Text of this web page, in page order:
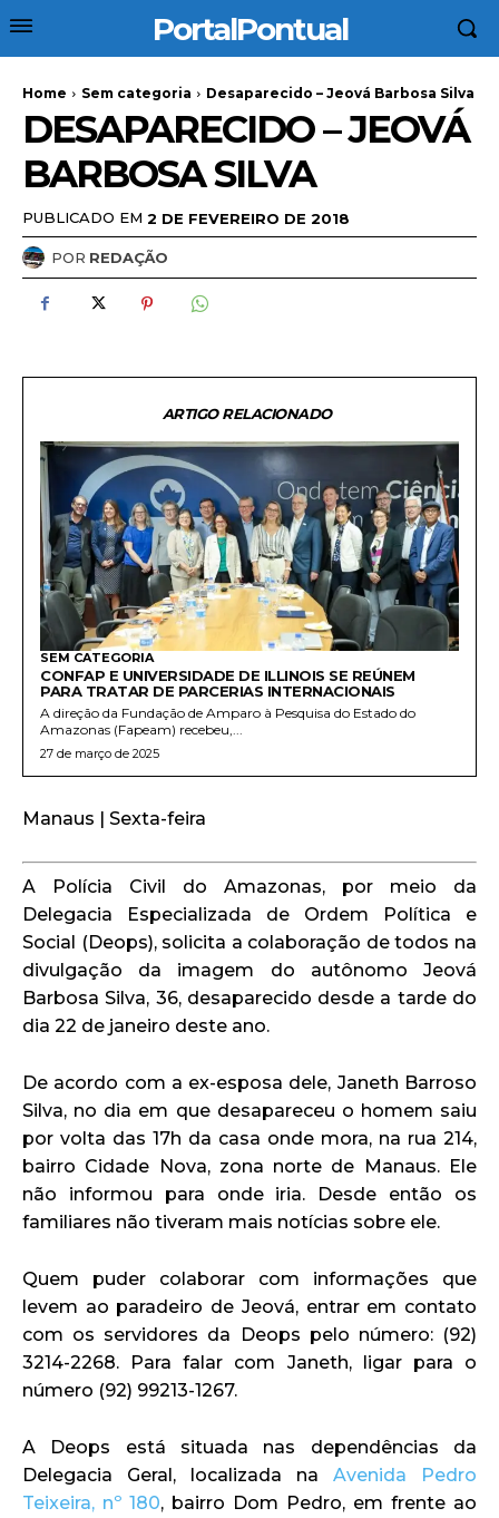
PortalPontual
Home Sem categoria Desaparecido – Jeová Barbosa Silva
DESAPARECIDO – JEOVÁ
BARBOSA SILVA
PUBLICADO EM 2 DE FEVEREIRO DE 2018
POR REDAÇÃO
ARTIGO RELACIONADO
SEM CATEGORIA
CONFAP E UNIVERSIDADE DE ILLINOIS SE REÚNEM
PARA TRATAR DE PARCERIAS INTERNACIONAIS
A direção da Fundação de Amparo à Pesquisa do Estado do
Amazonas (Fapeam) recebeu,...
27 de março de 2025
Manaus | Sexta-feira
A Polícia Civil do Amazonas, por meio da
Delegacia Especializada de Ordem Política e
Social (Deops), solicita a colaboração de todos na
divulgação da imagem do autônomo Jeová
Barbosa Silva, 36, desaparecido desde a tarde do
dia 22 de janeiro deste ano.
De acordo com a ex-esposa dele, Janeth Barroso
Silva, no dia em que desapareceu o homem saiu
por volta das 17h da casa onde mora, na rua 214,
bairro Cidade Nova, zona norte de Manaus. Ele
não informou para onde iria. Desde então os
familiares não tiveram mais notícias sobre ele.
Quem puder colaborar com informações que
levem ao paradeiro de Jeová, entrar em contato
com os servidores da Deops pelo número: (92)
3214-2268. Para falar com Janeth, ligar para o
número (92) 99213-1267.
A Deops está situada nas dependências da
Delegacia Geral, localizada na Avenida Pedro
Teixeira, nº 180, bairro Dom Pedro, em frente ao